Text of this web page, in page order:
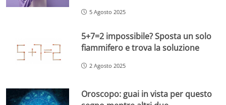
5 Agosto 2025
5+7=2 impossibile? Sposta un solo
fiammifero e trova la soluzione
2 Agosto 2025
Oroscopo: guai in vista per questo